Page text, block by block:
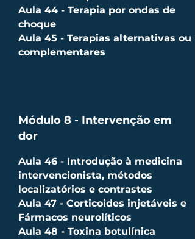
Aula 44 - Terapia por ondas de
choque
Aula 45 - Terapias alternativas ou
complementares
Módulo 8 - Intervenção em
dor
Aula 46 - Introdução à medicina
intervencionista, métodos
localizatórios e contrastes
Aula 47 - Corticoides injetáveis e
Fármacos neurolíticos
Aula 48 - Toxina botulínica